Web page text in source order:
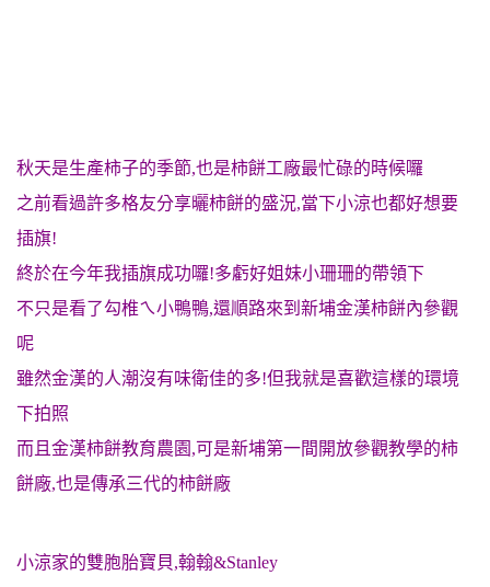
秋天是生產柿子的季節,也是柿餅工廠最忙碌的時候囉
之前看過許多格友分享曬柿餅的盛況,當下小涼也都好想要
插旗!
終於在今年我插旗成功囉!多虧好姐妹小珊珊的帶領下
不只是看了勾椎ㄟ小鴨鴨,還順路來到新埔金漢柿餅內參觀
呢
雖然金漢的人潮沒有味衛佳的多!但我就是喜歡這樣的環境
下拍照
而且金漢柿餅教育農園,可是新埔第一間開放參觀教學的柿
餅廠,也是傳承三代的柿餅廠
小涼家的雙胞胎寶貝,翰翰&Stanley